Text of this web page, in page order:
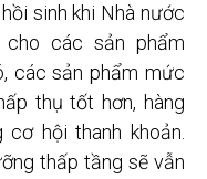
sinh khi Nhà nước
các sản phẩm
các sản phẩm mức
thụ tốt hơn, hàng
cơ hội thanh khoản.
thấp tầng sẽ vẫn